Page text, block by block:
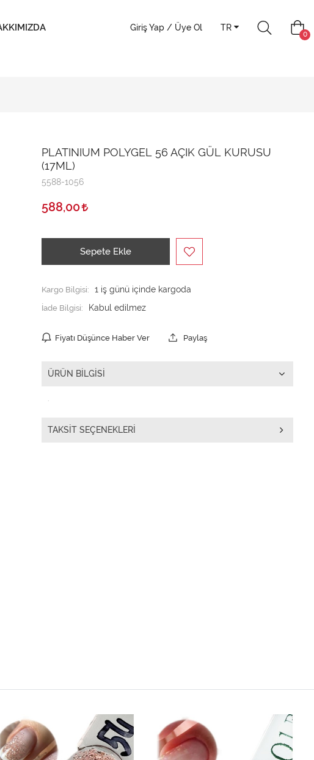
Giriş Yap / Üye Ol TR
0
PLATINIUM POLYGEL 56 AÇIK GÜL KURUSU
(17ML)
5588-1056
588,00
Sepete Ekle
Kargo Bilgisi:
1 iş günü içinde kargoda
İade Bilgisi:
Fiyatı Düşünce Haber Ver Paylaş
ÜRÜN BILGISI
.
TAKSIT SEÇENEKLERI